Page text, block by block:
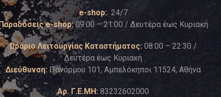
e-shop: 24/7
e-shop:09:00 – 21:00 / Δευτέρα έως Κυριακή
Ωράριο Λειτουργίας Καταστήματος: 08:00 – 22:30 /
Δευτέρα έως Κυριακή
Διεύθυνση: Πανόρμου 101, Αμπελόκηποι 11524, Αθήνα
Αρ. Γ.Ε.ΜΗ: 83232602000